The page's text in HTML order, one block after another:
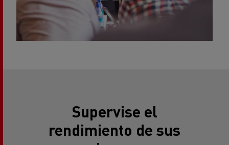
Supervise el
rendimiento de sus